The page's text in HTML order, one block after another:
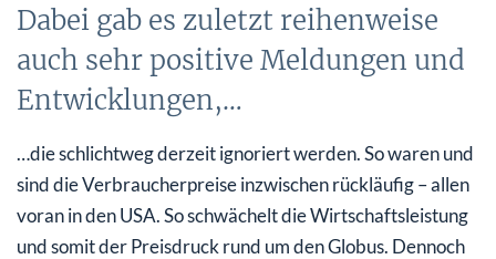
Dabei gab es zuletzt reihenweise
auch sehr positive Meldungen und
Entwicklungen,…
…die schlichtweg derzeit ignoriert werden. So waren und
sind die Verbraucherpreise inzwischen rückläufig – allen
voran in den USA. So schwächelt die Wirtschaftsleistung
und somit der Preisdruck rund um den Globus. Dennoch